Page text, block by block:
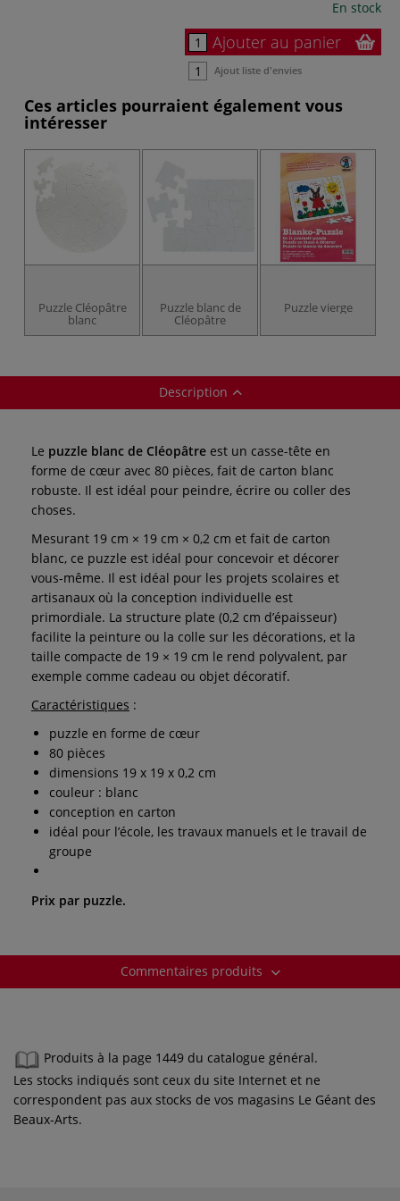
En stock
Ajouter au panier
Ajout liste d'envies
Ces articles pourraient également vous
intéresser
Puzzle Cléopâtre
blanc
Puzzle blanc de
Cléopâtre
Puzzle vierge
Description
Le puzzle blanc de Cléopâtre est un casse-tête en
forme de cœur avec 80 pièces, fait de carton blanc
robuste. Il est idéal pour peindre, écrire ou coller des
choses.
Mesurant 19 cm × 19 cm × 0,2 cm et fait de carton
blanc, ce puzzle est idéal pour concevoir et décorer
vous-même. Il est idéal pour les projets scolaires et
artisanaux où la conception individuelle est
primordiale. La structure plate (0,2 cm d’épaisseur)
facilite la peinture ou la colle sur les décorations, et la
taille compacte de 19 × 19 cm le rend polyvalent, par
exemple comme cadeau ou objet décoratif.
Caractéristiques :
puzzle en forme de cœur
80 pièces
dimensions 19 x 19 x 0,2 cm
couleur : blanc
conception en carton
idéal pour l’école, les travaux manuels et le travail de
groupe
Prix par puzzle.
Commentaires produits
Produits à la page 1449 du catalogue général.
Les stocks indiqués sont ceux du site Internet et ne
correspondent pas aux stocks de vos magasins Le Géant des
Beaux-Arts.